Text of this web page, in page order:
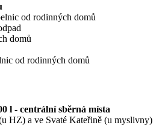
od rodinných domů
domů
od rodinných domů
l - centrální sběrná místa
HZ) a ve Svaté Kateřině (u myslivny)